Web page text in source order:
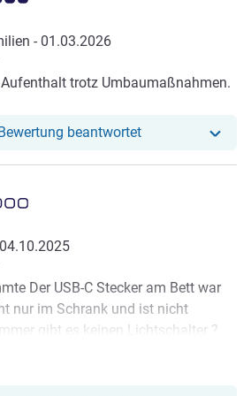
gemütlich ist, ist aber im Sommer
Preise für die Speisen sind
- 01.03.2026
trotz Umbaumaßnahmen.
beantwortetUnser Hotel hat
2.5/5
04.10.2025
Der USB-C Stecker am Bett war
nur im Schrank und ist nicht
gibt es keinen Lichtschalter ?
war geschlossen - das der